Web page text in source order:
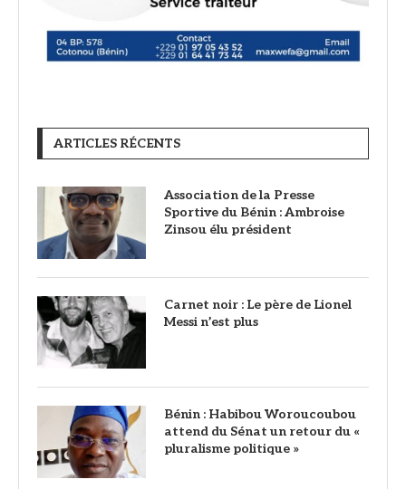
ARTICLES RÉCENTS
Association de la Presse
Sportive du Bénin : Ambroise
Zinsou élu président
Carnet noir : Le père de Lionel
Messi n’est plus
Bénin : Habibou Woroucoubou
attend du Sénat un retour du «
pluralisme politique »